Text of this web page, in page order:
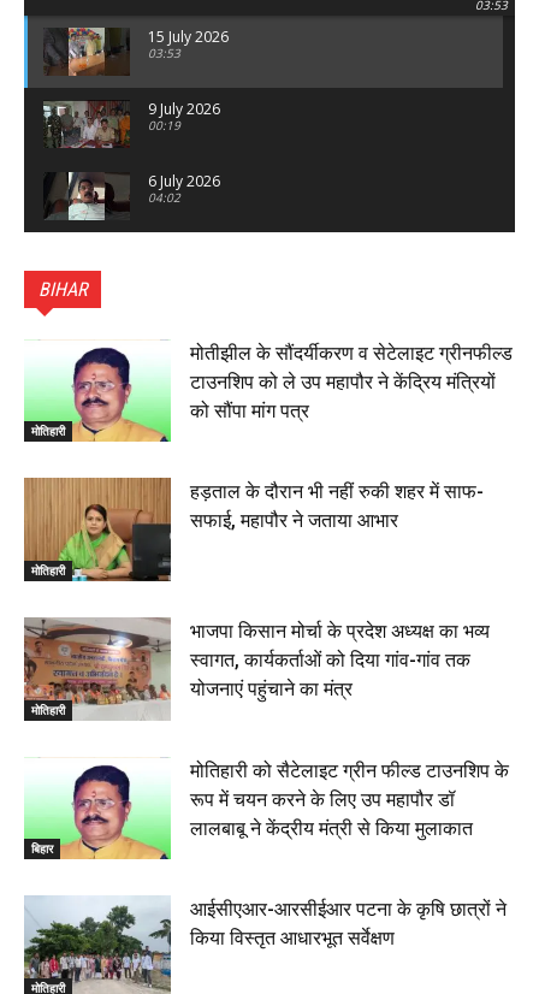
03:53
15 July 2026
03:53
9 July 2026
00:19
6 July 2026
04:02
का भव्य पथ संचलन, 5 July 2026
बेतिया : मझौलिया में 1.24 क्विंटल गांजा के साथ बोलेरो ज़ब्त, दो
तस्कर गिरफ्तार, 4 July 2026
00:39
00:33
रक्सौल : सुरक्षा जॉंच को सोना-चांदी दुकानों का एसडीपीओ और
थानाध्यक्ष ने किया निरीक्षण, 19 June 2026
00:58
बेतिया में सगे भाई ने मां के साथ मिलकर की भाई की हत्या, शव
जलाया, दोनों गिरफ्तार, 14 June 2026
00:12
मोतिहारी। NDA सरकार, 12 साल विश्वास के, मीडिया संवाद में
सांसद रधामोहन सिंह, 13 June 2026
02:19
BIHAR
मोतिहारी
मोतीझील के सौंदर्यीकरण व सेटेलाइट ग्रीनफील्ड
टाउनशिप को ले उप महापौर ने केंद्रिय मंत्रियों
को सौंपा मांग पत्र
मोतिहारी
हड़ताल के दौरान भी नहीं रुकी शहर में साफ-
सफाई, महापौर ने जताया आभार
मोतिहारी
भाजपा किसान मोर्चा के प्रदेश अध्यक्ष का भव्य
स्वागत, कार्यकर्ताओं को दिया गांव-गांव तक
योजनाएं पहुंचाने का मंत्र
बिहार
मोतिहारी को सैटेलाइट ग्रीन फील्ड टाउनशिप के
रूप में चयन करने के लिए उप महापौर डॉ
लालबाबू ने केंद्रीय मंत्री से किया मुलाकात
मोतिहारी
आईसीएआर-आरसीईआर पटना के कृषि छात्रों ने
किया विस्तृत आधारभूत सर्वेक्षण